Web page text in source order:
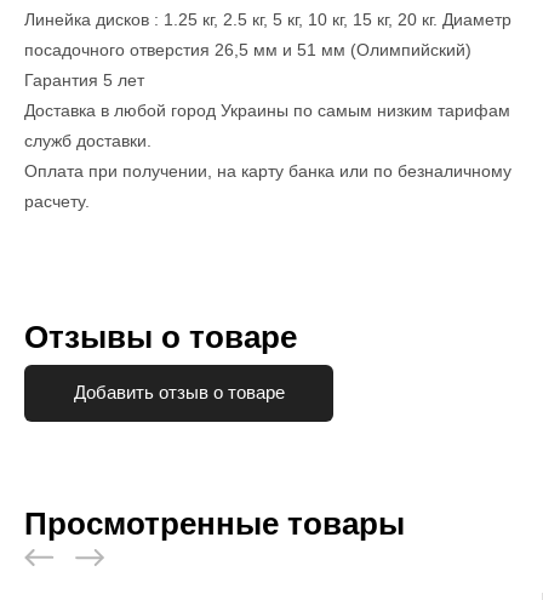
Линейка дисков : 1.25 кг, 2.5 кг, 5 кг, 10 кг, 15 кг, 20 кг. Диаметр
посадочного отверстия 26,5 мм и 51 мм (Олимпийский)
Гарантия 5 лет
Доставка в любой город Украины по самым низким тарифам
служб доставки.
Оплата при получении, на карту банка или по безналичному
расчету.
Отзывы о товаре
Добавить отзыв о товаре
Просмотренные товары